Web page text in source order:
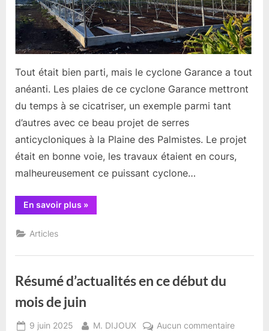
Tout était bien parti, mais le cyclone Garance a tout
anéanti. Les plaies de ce cyclone Garance mettront
du temps à se cicatriser, un exemple parmi tant
d’autres avec ce beau projet de serres
anticycloniques à la Plaine des Palmistes. Le projet
était en bonne voie, les travaux étaient en cours,
malheureusement ce puissant cyclone…
En savoir plus “Les
plaies
visibles”
»
Articles
Résumé d’actualités en ce début du
mois de juin
Posted
9 juin 2025 By
M. DIJOUX Aucun commentairesur